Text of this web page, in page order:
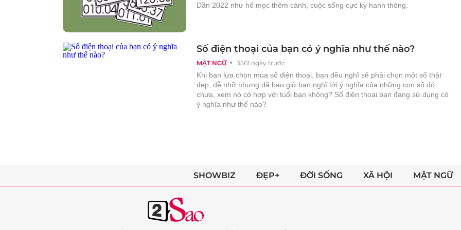
Dần 2022 như hổ mọc thêm cánh, cuộc sống cực kỳ hanh thông.
MẬT NGỮ 3561 ngày trước
Số điện thoại của bạn có ý nghĩa như thế nào?
Khi bạn lựa chọn mua số điện thoại, bạn đều nghĩ sẽ phải chọn một số thật
đẹp, dễ nhỡ nhưng đã bao giờ bạn nghĩ tới ý nghĩa của những con số đó
chưa, xem nó có hợp với tuổi bạn không? Số điện thoại bạn đang sử dụng có
ý nghĩa như thế nào?
SHOWBIZ ĐẸP+ ĐỜI SỐNG XÃ HỘI MẬT NGỮ